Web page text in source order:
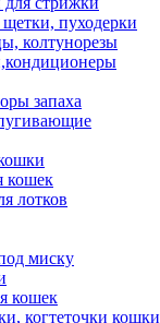
щетки, пуходерки
колтунорезы
запаха
кошек
лотков
миску
кошек
когтеточки кошки